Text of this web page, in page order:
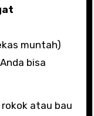
muntah)
bisa
rokok atau bau